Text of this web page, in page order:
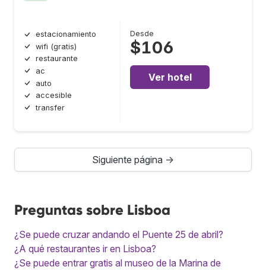
estacionamiento
wifi (gratis)
restaurante
ac
auto
accesible
transfer
Desde
$106
Ver hotel
Siguiente página →
Preguntas sobre Lisboa
¿Se puede cruzar andando el Puente 25 de abril?
¿A qué restaurantes ir en Lisboa?
¿Se puede entrar gratis al museo de la Marina de